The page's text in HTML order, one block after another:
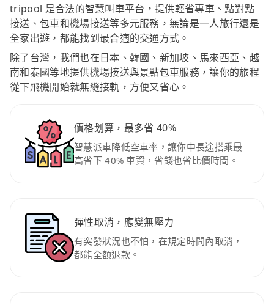
tripool 是合法的智慧叫車平台，提供輕省專車、點對點
接送、包車和機場接送等多元服務，無論是一人旅行還是
全家出遊，都能找到最合適的交通方式。
除了台灣，我們也在日本、韓國、新加坡、馬來西亞、越
南和泰國等地提供機場接送與景點包車服務，讓你的旅程
從下飛機開始就無縫接軌，方便又省心。
價格划算，最多省 40%
智慧派車降低空車率，讓你中長途搭乘最
高省下 40% 車資，省錢也省比價時間。
彈性取消，應變無壓力
有突發狀況也不怕，在規定時間內取消，
都能全額退款。